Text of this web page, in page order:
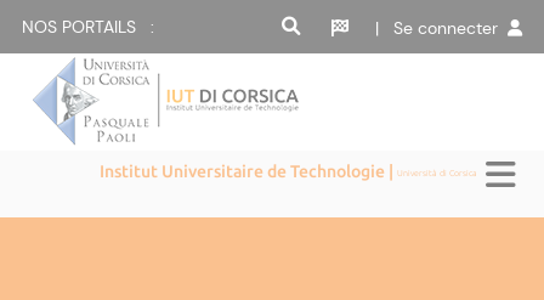
NOS PORTAILS : | Se connecter
Institut Universitaire de Technologie |Università di Corsica